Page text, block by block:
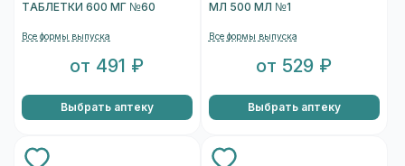
ТАБЛЕТКИ 600 МГ №60
Все формы выпуска
от 491 ₽
Выбрать аптеку
МЛ 500 МЛ №1
Все формы выпуска
от 529 ₽
Выбрать аптеку